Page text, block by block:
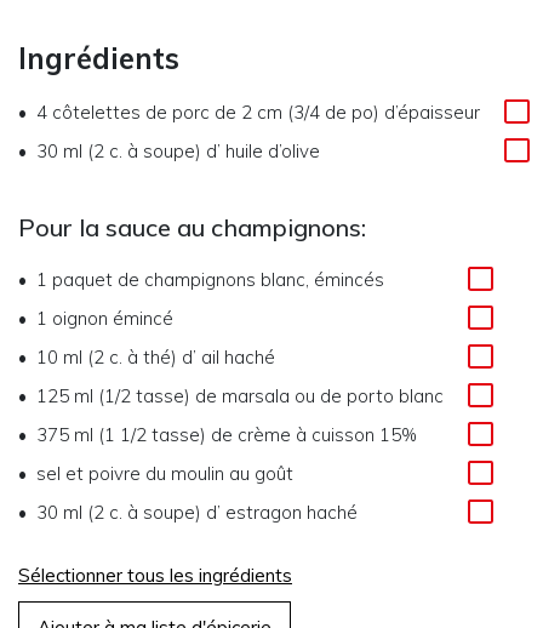
Ingrédients
4 côtelettes de porc de 2 cm (3/4 de po) d’épaisseur
30 ml (2 c. à soupe) d’ huile d’olive
Pour la sauce au champignons:
1 paquet de champignons blanc, émincés
1 oignon émincé
10 ml (2 c. à thé) d’ ail haché
125 ml (1/2 tasse) de marsala ou de porto blanc
375 ml (1 1/2 tasse) de crème à cuisson 15%
sel et poivre du moulin au goût
30 ml (2 c. à soupe) d’ estragon haché
Sélectionner tous les ingrédients